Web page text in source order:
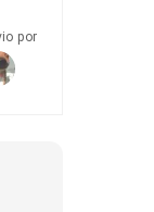
por